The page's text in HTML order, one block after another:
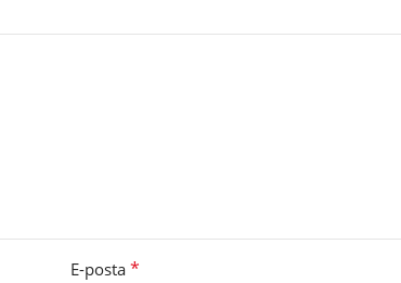
E-posta*